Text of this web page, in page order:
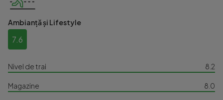
Ambianță și Lifestyle
7.6
Nivel de trai 8.2
Magazine 8.0